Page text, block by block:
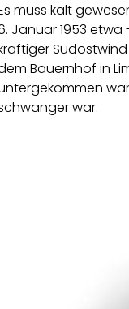
muss kalt
Januar 1953
Bauernhof in
war.